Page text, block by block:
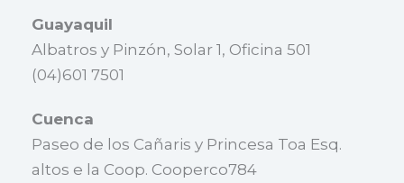
Guayaquil
Albatros y Pinzón, Solar 1, Oficina 501
(04)601 7501
Cuenca
Paseo de los Cañaris y Princesa Toa Esq.
altos e la Coop. Cooperco784